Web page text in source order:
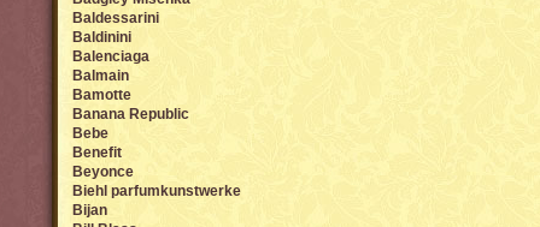
Baldessarini
Baldinini
Balenciaga
Balmain
Bamotte
Banana Republic
Bebe
Benefit
Beyonce
Biehl parfumkunstwerke
Bijan